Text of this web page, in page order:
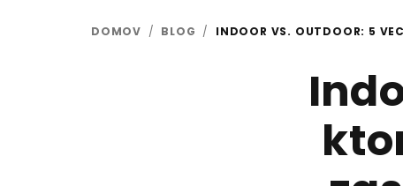
DOMOV / BLOG / INDOOR VS. OUTDOOR: 5